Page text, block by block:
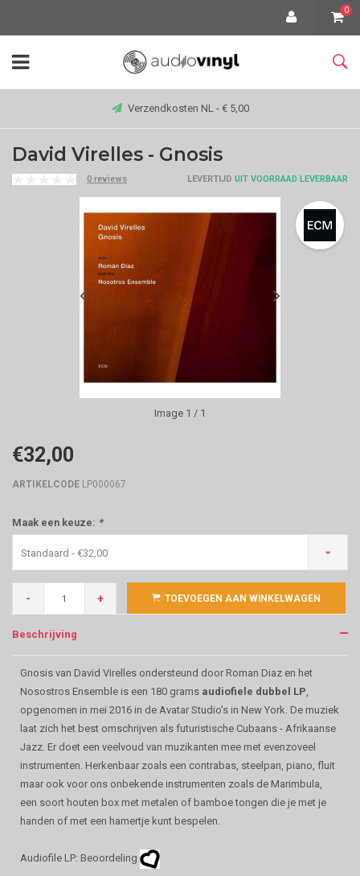
0
Verzendkosten NL - € 5,00
David Virelles - Gnosis
0 reviews LEVERTIJD UIT VOORRAAD LEVERBAAR
Image 1 / 1
€32,00
ARTIKELCODE LP000067
Maak een keuze: *
Standaard - €32,00
- + TOEVOEGEN AAN WINKELWAGEN
Beschrijving
Gnosis van David Virelles ondersteund door Roman Diaz en het
Nosostros Ensemble is een 180 grams audiofiele dubbel LP,
opgenomen in mei 2016 in de Avatar Studio's in New York. De muziek
laat zich het best omschrijven als futuristische Cubaans - Afrikaanse
Jazz. Er doet een veelvoud van muzikanten mee met evenzoveel
instrumenten. Herkenbaar zoals een contrabas, steelpan, piano, fluit
maar ook voor ons onbekende instrumenten zoals de Marimbula,
een soort houten box met metalen of bamboe tongen die je met je
handen of met een hamertje kunt bespelen.
Audiofile LP: Beoordeling